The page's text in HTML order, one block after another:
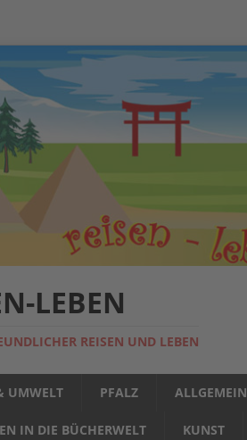
LEBEN
REISEN UND LEBEN
UMWELT PFALZ ALLGEMEIN
IN DIE BÜCHERWELT KUNST